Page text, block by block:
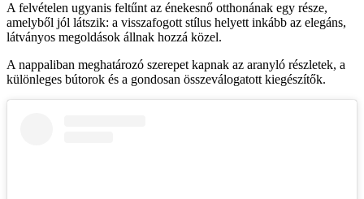
A felvételen ugyanis feltűnt az énekesnő otthonának egy része,
amelyből jól látszik: a visszafogott stílus helyett inkább az elegáns,
látványos megoldások állnak hozzá közel.
A nappaliban meghatározó szerepet kapnak az aranyló részletek, a
különleges bútorok és a gondosan összeválogatott kiegészítők.